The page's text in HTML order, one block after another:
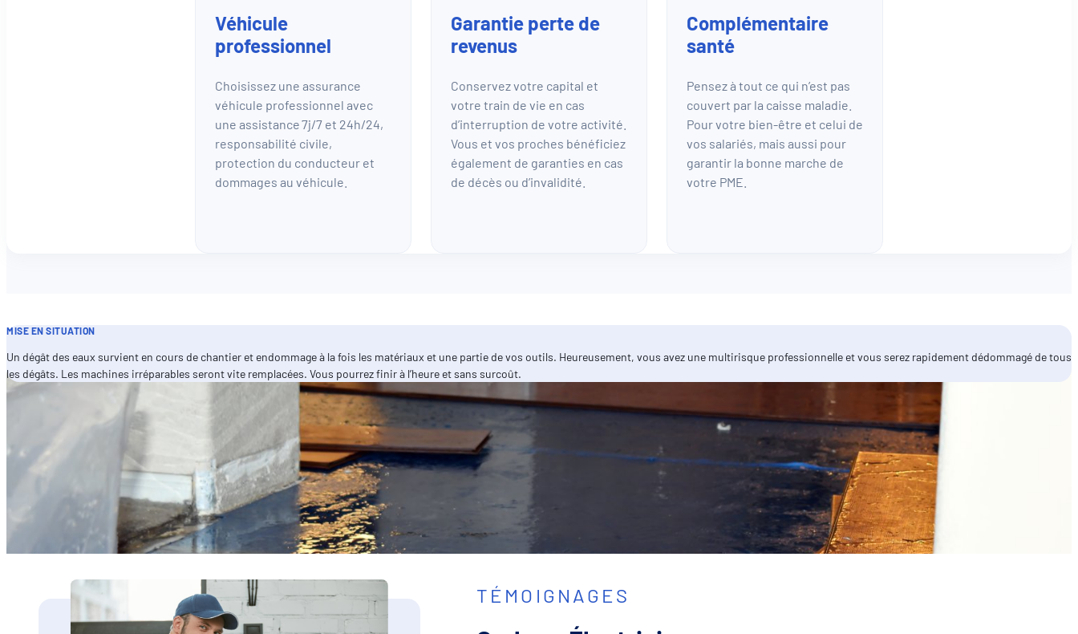
Véhicule
professionnel
Choisissez une assurance
véhicule professionnel avec
une assistance 7j/7 et 24h/24,
responsabilité civile,
protection du conducteur et
dommages au véhicule.
Garantie perte de
revenus
Conservez votre capital et
votre train de vie en cas
d’interruption de votre activité.
Vous et vos proches bénéficiez
également de garanties en cas
de décès ou d’invalidité.
Complémentaire
santé
Pensez à tout ce qui n’est pas
couvert par la caisse maladie.
Pour votre bien-être et celui de
vos salariés, mais aussi pour
garantir la bonne marche de
votre PME.
MISE EN SITUATION
Un dégât des eaux survient en cours de chantier et endommage à la fois les matériaux et une partie de vos outils. Heureusement, vous avez une multirisque professionnelle et vous serez rapidement dédommagé de tous
les dégâts. Les machines irréparables seront vite remplacées. Vous pourrez finir à l’heure et sans surcoût.
TÉMOIGNAGES